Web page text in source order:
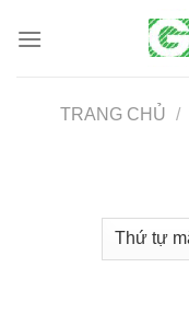
TRANG CHỦ /